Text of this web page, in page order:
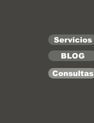
Servicios
BLOG
Consultas